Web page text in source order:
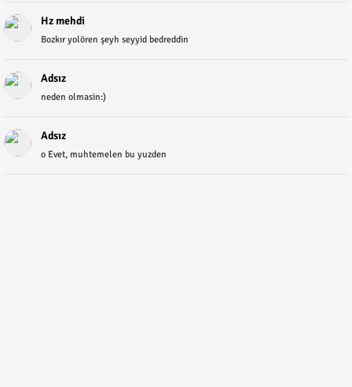
Hz mehdi
Bozkır yolören şeyh seyyid bedreddin
Adsız
neden olmasin:)
Adsız
o Evet, muhtemelen bu yuzden